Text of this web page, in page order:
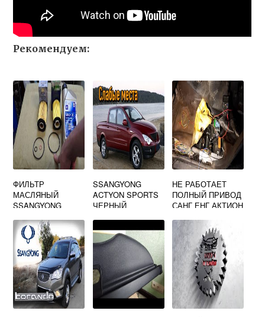
Рекомендуем:
ФИЛЬТР
МАСЛЯНЫЙ
SSANGYONG
2.0
SSANGYONG
ACTYON SPORTS
ЧЕРНЫЙ
НЕ РАБОТАЕТ
ПОЛНЫЙ ПРИВОД
САНГ ЕНГ АКТИОН